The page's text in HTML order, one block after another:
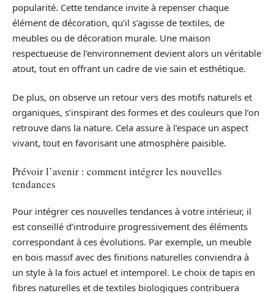
popularité. Cette tendance invite à repenser chaque
élément de décoration, qu’il s’agisse de textiles, de
meubles ou de décoration murale. Une maison
respectueuse de l’environnement devient alors un véritable
atout, tout en offrant un cadre de vie sain et esthétique.
De plus, on observe un retour vers des motifs naturels et
organiques, s’inspirant des formes et des couleurs que l’on
retrouve dans la nature. Cela assure à l’espace un aspect
vivant, tout en favorisant une atmosphère paisible.
Prévoir l’avenir : comment intégrer les nouvelles
tendances
Pour intégrer ces nouvelles tendances à votre intérieur, il
est conseillé d’introduire progressivement des éléments
correspondant à ces évolutions. Par exemple, un meuble
en bois massif avec des finitions naturelles conviendra à
un style à la fois actuel et intemporel. Le choix de tapis en
fibres naturelles et de textiles biologiques contribuera